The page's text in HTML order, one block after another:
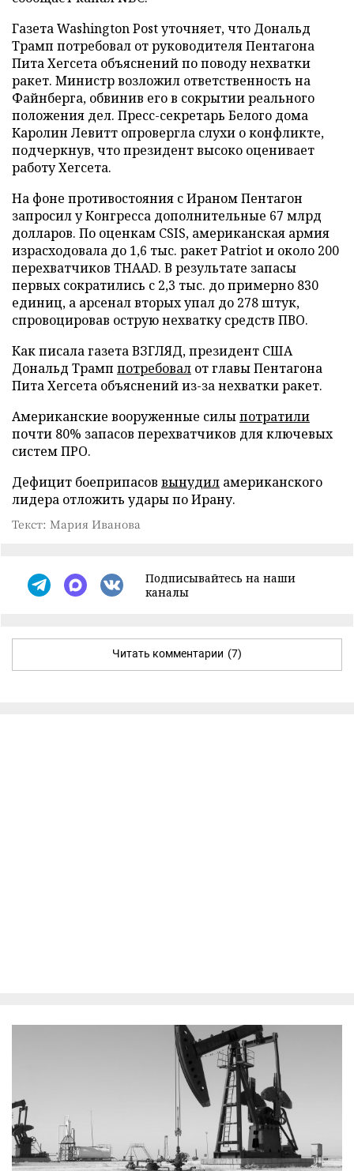
Газета Washington Post уточняет, что Дональд
Трамп потребовал от руководителя Пентагона
Пита Хегсета объяснений по поводу нехватки
ракет. Министр возложил ответственность на
Файнберга, обвинив его в сокрытии реального
положения дел. Пресс-секретарь Белого дома
Каролин Левитт опровергла слухи о конфликте,
подчеркнув, что президент высоко оценивает
работу Хегсета.
На фоне противостояния с Ираном Пентагон
запросил у Конгресса дополнительные 67 млрд
долларов. По оценкам CSIS, американская армия
израсходовала до 1,6 тыс. ракет Patriot и около 200
перехватчиков THAAD. В результате запасы
первых сократились с 2,3 тыс. до примерно 830
единиц, а арсенал вторых упал до 278 штук,
спровоцировав острую нехватку средств ПВО.
Как писала газета ВЗГЛЯД, президент США
Дональд Трамп потребовал от главы Пентагона
Пита Хегсета объяснений из-за нехватки ракет.
Американские вооруженные силыпотратили
почти 80% запасов перехватчиков для ключевых
систем ПРО.
Дефицит боеприпасов вынудил американского
лидера отложить удары по Ирану.
Текст: Мария Иванова
Подписывайтесь на наши
каналы
Читать комментарии (7)